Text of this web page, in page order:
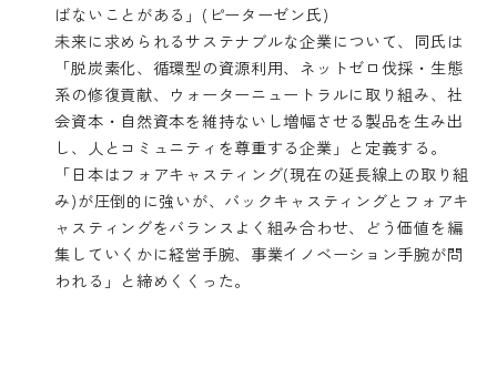
ばないことがある」(ピーターゼン氏)
未来に求められるサステナブルな企業について、同氏は
「脱炭素化、循環型の資源利用、ネットゼロ伐採・生態
系の修復貢献、ウォーターニュートラルに取り組み、社
会資本・自然資本を維持ないし増幅させる製品を生み出
し、人とコミュニティを尊重する企業」と定義する。
「日本はフォアキャスティング(現在の延長線上の取り組
み)が圧倒的に強いが、バックキャスティングとフォアキ
ャスティングをバランスよく組み合わせ、どう価値を編
集していくかに経営手腕、事業イノベーション手腕が問
われる」と締めくくった。